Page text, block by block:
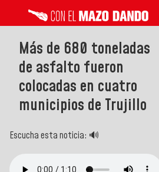
Más de 680 toneladas
de asfalto fueron
colocadas en cuatro
municipios de Trujillo
Escucha esta noticia: 🔊